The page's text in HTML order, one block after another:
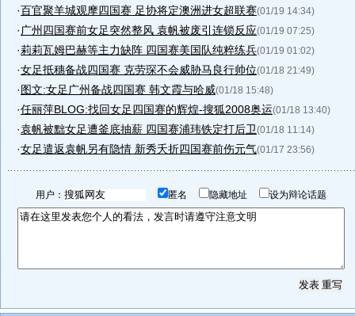
·百官聚羊城观摩四国赛 足协将定澳洲进女超联赛(01/19 14:34)
· 广州四国赛前女足突然整风 袁帆被废引连锁反应(01/19 07:25)
·莉莉瓦姆巴赫等主力缺阵 四国赛美国队纯粹练兵(01/19 01:02)
·女足抵穗备战四国赛 克劳琛不会威胁马良行帅位(01/18 21:49)
·图文:女足广州备战四国赛 韩文霞与哈威(01/18 15:48)
·任丽萍BLOG:找回女足四国赛的辉煌-搜狐2008奥运(01/18 13:40)
·袁帆被黜女足遭釜底抽薪 四国赛浦玮铁定打后卫(01/18 11:14)
·女足遣返袁帆另有隐情 新秀夭折四国赛前伤元气(01/17 23:56)
用户： 匿名 隐藏地址 设为辩论话题